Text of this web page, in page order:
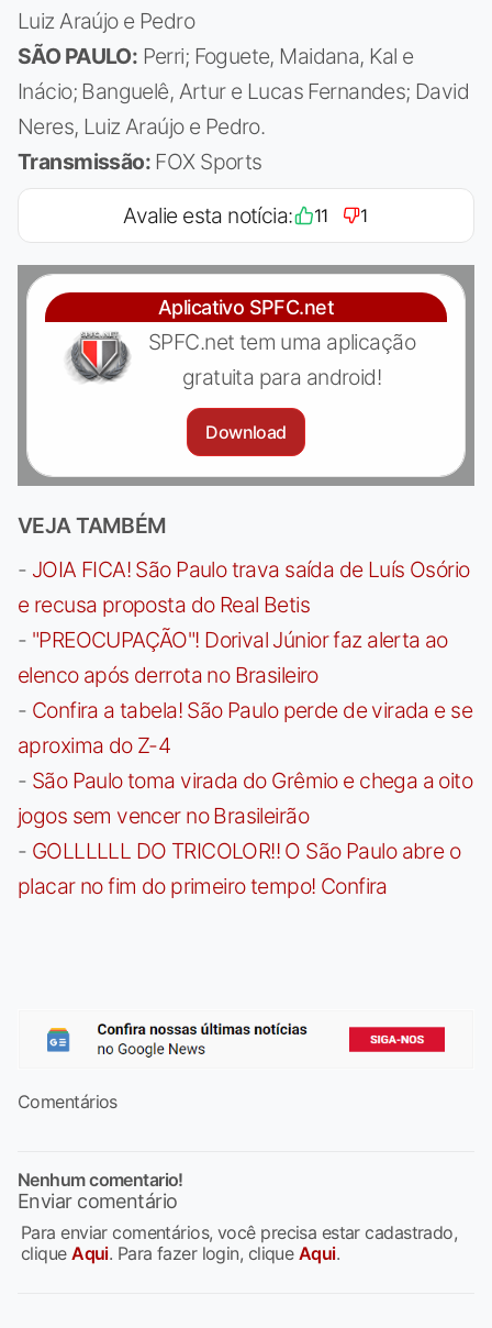
Luiz Araújo e Pedro
SÃO PAULO: Perri; Foguete, Maidana, Kal e
Inácio; Banguelê, Artur e Lucas Fernandes; David
Neres, Luiz Araújo e Pedro.
Transmissão: FOX Sports
Avalie esta notícia: 11 1
Aplicativo SPFC.net
SPFC.net tem uma aplicação
gratuita para android!
Download
VEJA TAMBÉM
- JOIA FICA! São Paulo trava saída de Luís Osório
e recusa proposta do Real Betis
- "PREOCUPAÇÃO"! Dorival Júnior faz alerta ao
elenco após derrota no Brasileiro
- Confira a tabela! São Paulo perde de virada e se
aproxima do Z-4
- São Paulo toma virada do Grêmio e chega a oito
jogos sem vencer no Brasileirão
- GOLLLLLL DO TRICOLOR!! O São Paulo abre o
placar no fim do primeiro tempo! Confira
Comentários
Nenhum comentario!
Enviar comentário
Para enviar comentários, você precisa estar cadastrado,
cliqueAqui. Para fazer login, clique Aqui.